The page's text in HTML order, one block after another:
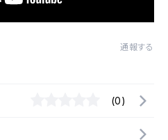
通報する
(0)